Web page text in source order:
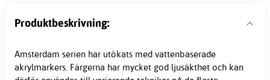
Produktbeskrivning:
Amsterdam serien har utökats med vattenbaserade
akrylmarkers. Färgerna har mycket god ljusäkthet och kan